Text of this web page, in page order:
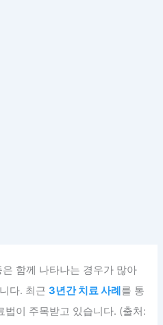
함께 나타나는 경우가 많아
다. 최근3년간 치료 사례를 통
법이 주목받고 있습니다. (출처: